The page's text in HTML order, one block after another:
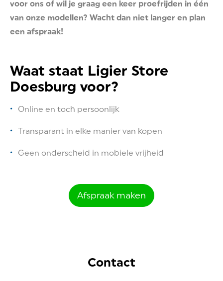
voor ons of wil je graag een keer proefrijden in één
van onze modellen? Wacht dan niet langer en plan
een afspraak!
Waat staat Ligier Store
Doesburg voor?
Online en toch persoonlijk
Transparant in elke manier van kopen
Geen onderscheid in mobiele vrijheid
Afspraak maken
Contact